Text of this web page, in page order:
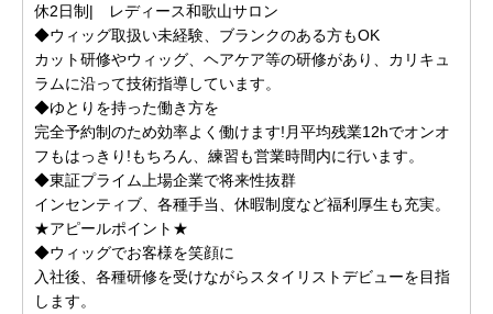
休2日制| レディース和歌山サロン
◆ウィッグ取扱い未経験、ブランクのある方もOK
カット研修やウィッグ、ヘアケア等の研修があり、カリキュ
ラムに沿って技術指導しています。
◆ゆとりを持った働き方を
完全予約制のため効率よく働けます!月平均残業12hでオンオ
フもはっきり!もちろん、練習も営業時間内に行います。
◆東証プライム上場企業で将来性抜群
インセンティブ、各種手当、休暇制度など福利厚生も充実。
★アピールポイント★
◆ウィッグでお客様を笑顔に
入社後、各種研修を受けながらスタイリストデビューを目指
します。